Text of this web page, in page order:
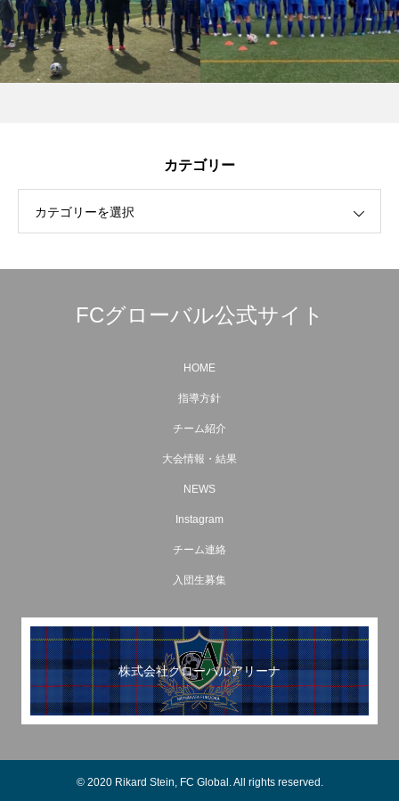
カテゴリー
カテゴリーを選択
FCグローバル公式サイト
HOME
指導方針
チーム紹介
大会情報・結果
NEWS
Instagram
チーム連絡
入団生募集
株式会社グローバルアリーナ
© 2020 Rikard Stein, FC Global. All rights reserved.